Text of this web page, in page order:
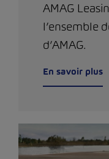
AMAG
l’ensemble
d’AMAG.
En savoir plus